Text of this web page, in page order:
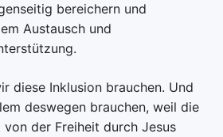
bereichern und
Austausch und
diese Inklusion brauchen. Und
deswegen brauchen, weil die
der Freiheit durch Jesus